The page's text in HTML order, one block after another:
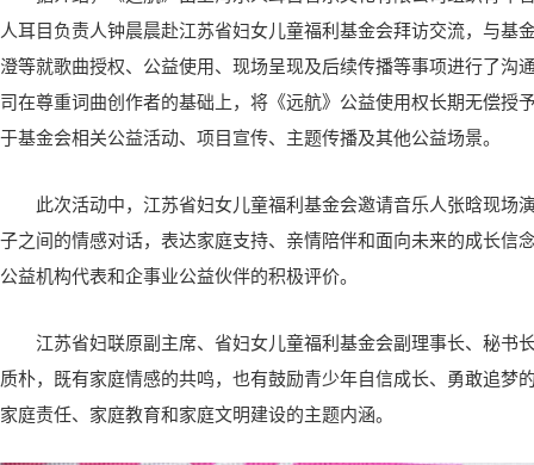
人耳目负责人钟晨晨赴江苏省妇女儿童福利基金会拜访交流，与基
澄等就歌曲授权、公益使用、现场呈现及后续传播等事项进行了沟
司在尊重词曲创作者的基础上，将《远航》公益使用权长期无偿授
于基金会相关公益活动、项目宣传、主题传播及其他公益场景。
此次活动中，江苏省妇女儿童福利基金会邀请音乐人张晗现场
子之间的情感对话，表达家庭支持、亲情陪伴和面向未来的成长信
公益机构代表和企事业公益伙伴的积极评价。
江苏省妇联原副主席、省妇女儿童福利基金会副理事长、秘书
质朴，既有家庭情感的共鸣，也有鼓励青少年自信成长、勇敢追梦
家庭责任、家庭教育和家庭文明建设的主题内涵。